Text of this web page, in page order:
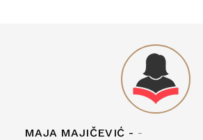
MAJA MAJIČEVIĆ - -